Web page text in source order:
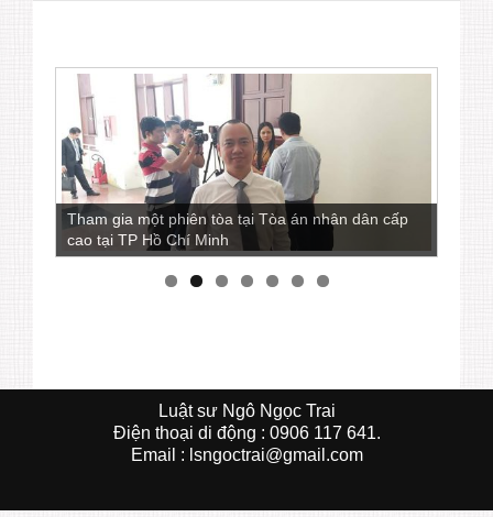
Tham gia một phiên tòa tại Tòa án nhân dân cấp
cao tại TP Hồ Chí Minh
Luật sư Ngô Ngọc Trai
Ðiện thoại di động : 0906 117 641.
Email : lsngoctrai@gmail.com